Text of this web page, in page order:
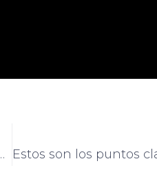
Gobernador Silvano Serrano